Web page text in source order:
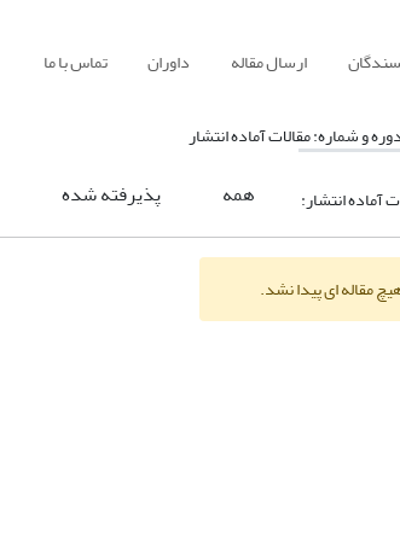
ارسال مقاله داوران تماس با ما
دوره و شماره:مقالات آماده انتشار
آماده انتشار:
همه پذیرفته شده
مقاله ای پیدا نشد.